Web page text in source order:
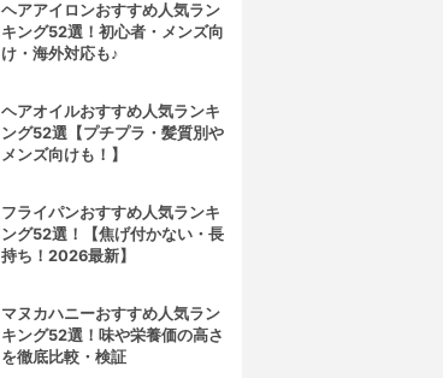
ヘアアイロンおすすめ人気ラン
キング52選！初心者・メンズ向
け・海外対応も♪
ヘアオイルおすすめ人気ランキ
ング52選【プチプラ・髪質別や
メンズ向けも！】
フライパンおすすめ人気ランキ
ング52選！【焦げ付かない・長
持ち！2026最新】
マヌカハニーおすすめ人気ラン
キング52選！味や栄養価の高さ
を徹底比較・検証